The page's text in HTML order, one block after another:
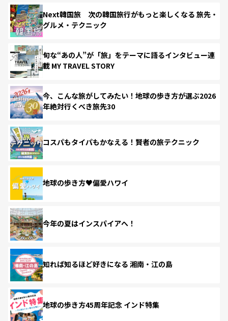
Next韓国旅 次の韓国旅行がもっと楽しくなる 旅先・
グルメ・テクニック
旬な“あの人”が「旅」をテーマに語るインタビュー連
載 MY TRAVEL STORY
今、こんな旅がしてみたい！地球の歩き方が選ぶ2026
年絶対行くべき旅先30
コスパもタイパもかなえる！賢者の旅テクニック
地球の歩き方♥偏愛ハワイ
今年の夏はインスパイアへ！
知れば知るほど好きになる 湘南・江の島
地球の歩き方45周年記念 インド特集